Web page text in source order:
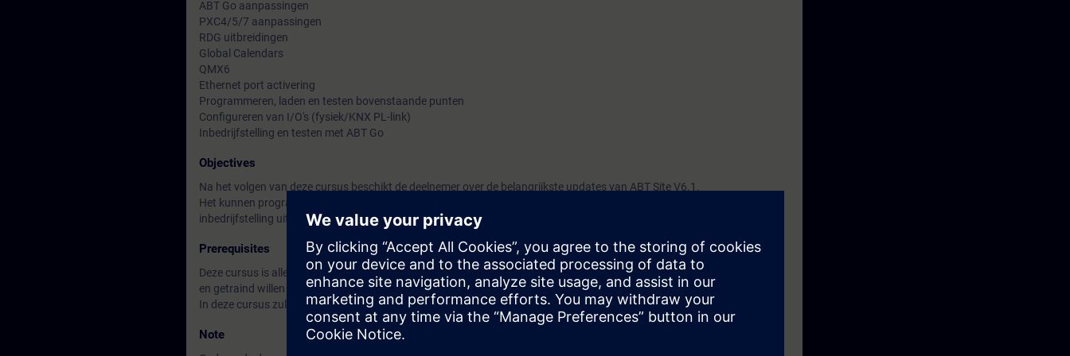
ABT Go aanpassingen
PXC4/5/7 aanpassingen
RDG uitbreidingen
Global Calendars
QMX6
Ethernet port activering
Programmeren, laden en testen bovenstaande punten
Configureren van I/O's (fysiek/KNX PL-link)
Inbedrijfstelling en testen met ABT Go
Objectives
Na het volgen van deze cursus beschikt de deelnemer over de belangrijkste updates van ABT Site V6.1.
Het kunnen programmeren van nieuwe projecten met Desigo ABT Site, wijzigingen door te voeren en op te slaan en een
inbedrijfstelling uit te voeren.
Prerequisites
Deze cursus is alleen bedoeld voor engineers die de PXC4/5/7 en Control Point cursus in ABT Site V6.0 al hebben gehad
en getraind willen worden op de nieuwe functionaliteiten in ABT Site V6.1.
In deze cursus zullen niet de basisonderwerpen van ABT Site V6.0 worden behandeld.
Note